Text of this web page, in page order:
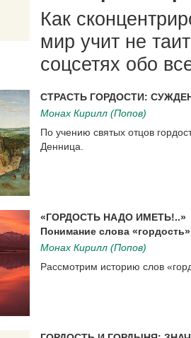
Как
мир учит не
соцсетях обо
СТРАСТЬ ГОРДОСТИ:
Монах Кирилл (Попов)
По учению святых отцов
Денница.
«ГОРДОСТЬ НАДО ИМЕТЬ!..»
Понимание слова
Монах Кирилл (Попов)
Рассмотрим историю слов